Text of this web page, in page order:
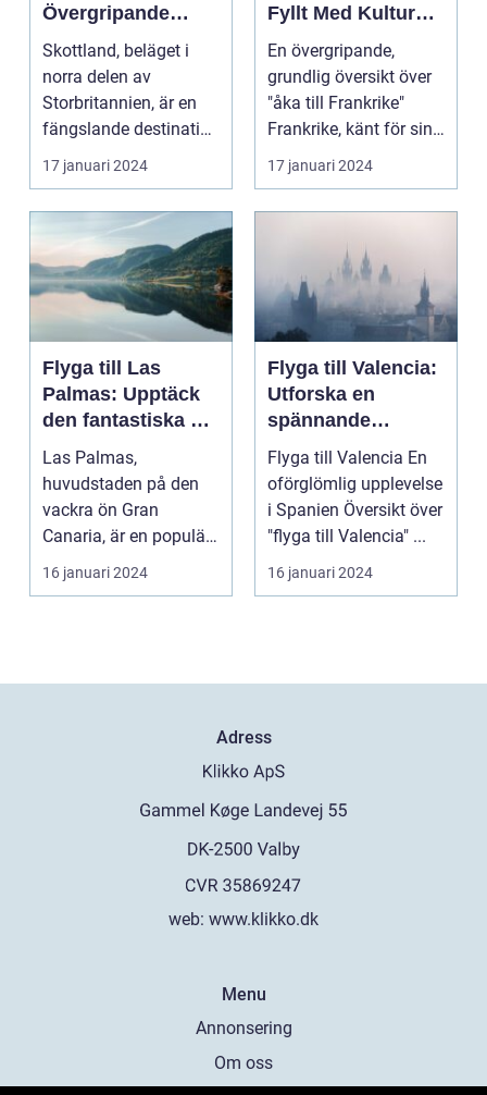
Övergripande
Översikt
Skottland, beläget i
norra delen av
Storbritannien, är en
fängslande destination
för turister världe...
17 januari 2024
Fyllt Med Kultur
och Skönhet
En övergripande,
grundlig översikt över
"åka till Frankrike"
Frankrike, känt för sin
rika historia,...
17 januari 2024
Flyga till Las
Palmas: Upptäck
den fantastiska ön
Gran Canaria
Las Palmas,
huvudstaden på den
vackra ön Gran
Canaria, är en populär
resedestination för
privatperso...
16 januari 2024
Flyga till Valencia:
Utforska en
spännande
destination
Flyga till Valencia En
oförglömlig upplevelse
i Spanien Översikt över
"flyga till Valencia" ...
16 januari 2024
Adress
web: www.klikko.dk
Menu
Annonsering
Om oss